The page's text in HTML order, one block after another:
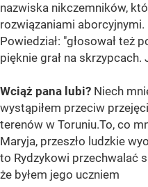
nazwiska nikczemników,
rozwiązaniami
Powiedział: "głosował też
pięknie grał na
Wciąż pana lubi? Niech
wystąpiłem przeciw
terenów w Toruniu.To, co
Maryja, przeszło ludzkie
to Rydzykowi przechwalać
że byłem jego uczniem